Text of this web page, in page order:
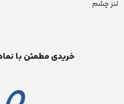
لنز چشم
خریدی مطمئن با